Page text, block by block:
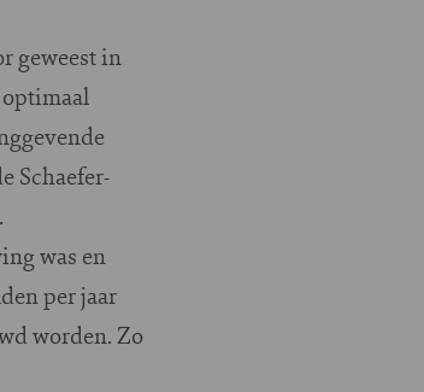
geweest in
Schaefer-
was en
per jaar
worden. Zo